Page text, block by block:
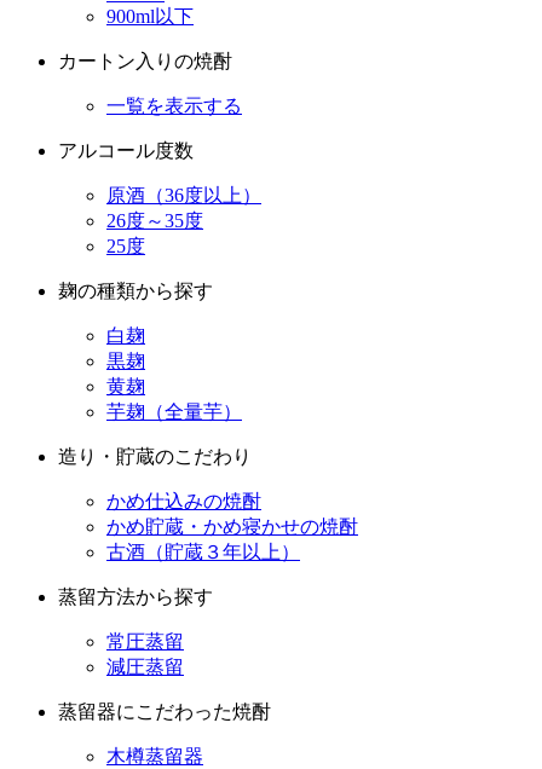
900ml以下
カートン入りの焼酎
一覧を表示する
アルコール度数
原酒（36度以上）
26度～35度
25度
麹の種類から探す
白麹
黒麹
黄麹
芋麹（全量芋）
造り・貯蔵のこだわり
かめ仕込みの焼酎
かめ貯蔵・かめ寝かせの焼酎
古酒（貯蔵３年以上）
蒸留方法から探す
常圧蒸留
減圧蒸留
蒸留器にこだわった焼酎
木樽蒸留器